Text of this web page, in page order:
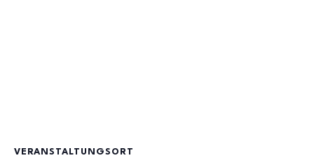
VERANSTALTUNGSORT